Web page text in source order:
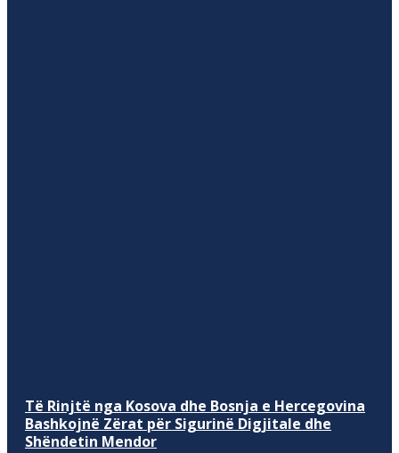
Të Rinjtë nga Kosova dhe Bosnja e Hercegovina
Bashkojnë Zërat për Sigurinë Digjitale dhe
Shëndetin Mendor